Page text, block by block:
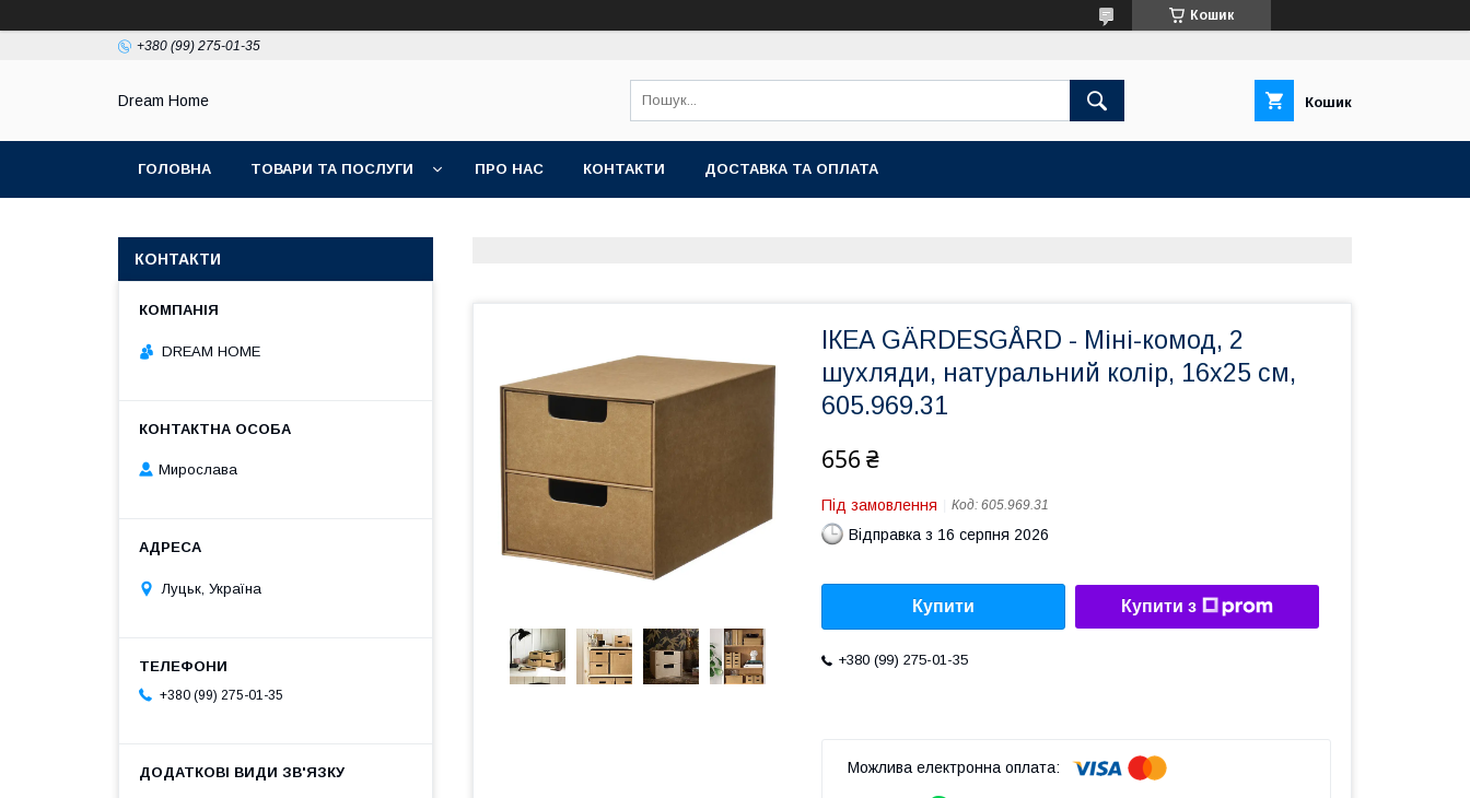
Кошик
+380 (99) 275-01-35
Dream Home Кошик
ГОЛОВНА ТОВАРИ ТА ПОСЛУГИ ПРО НАС КОНТАКТИ ДОСТАВКА ТА ОПЛАТА
ІКЕА GÄRDESGÅRD - Міні-комод, 2
шухляди, натуральний колір, 16x25 см,
605.969.31
656 ₴
Під замовлення Код: 605.969.31
Відправка з 16 серпня 2026
Купити Купити з
+380 (99) 275-01-35
КОНТАКТИ
DREAM HOME
Мирослава
Луцьк, Україна
+380 (99) 275-01-35